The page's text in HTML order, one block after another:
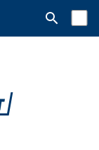
Ouvrir la